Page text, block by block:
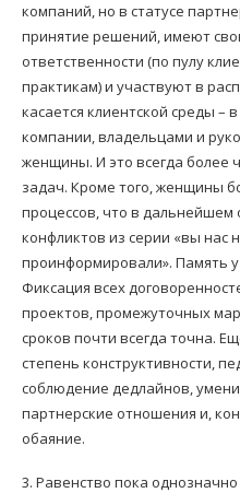
компаний, но в статусе
принятие решений, имеют
ответственности (по пулу
практикам) и участвуют в
касается клиентской среды –
компании, владельцами и
женщины. И это всегда более
задач. Кроме того, женщины
процессов, что в дальнейшем
конфликтов из серии «вы нас
проинформировали». Память
Фиксация всех
проектов, промежуточных
сроков почти всегда точна.
степень конструктивности,
соблюдение дедлайнов,
партнерские отношения и,
обаяние.
3. Равенство пока